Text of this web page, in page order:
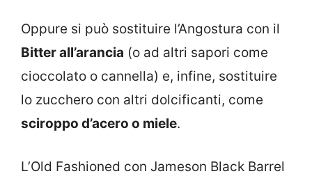
Oppure si può sostituire l’Angostura con il
Bitter all’arancia (o ad altri sapori come
cioccolato o cannella) e, infine, sostituire
lo zucchero con altri dolcificanti, come
sciroppo d’acero o miele.
L’Old Fashioned con Jameson Black Barrel